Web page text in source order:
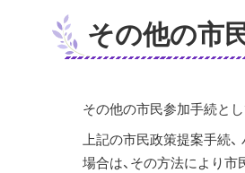
その他の市
その他の市民参加手続とし
上記の市民政策提案手続
場合は、その方法により市